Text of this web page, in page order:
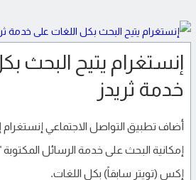
إنستغرام يتيح البحث
خدمة ثريدز
أضاف تطبيق التواصل الاجتماعي
إمكانية البحث على خدمة الرسائل
إكس (تويتر سابقاً) بكل اللغات.